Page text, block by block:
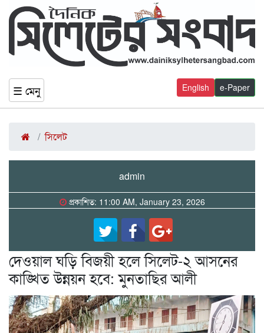
☰ মেনু e-Paper
English
সিলেট
admin
প্রকাশিত: 11:00 AM, January 23, 2026
দেওয়াল ঘড়ি বিজয়ী হলে সিলেট-২ আসনের
কাঙ্খিত উন্নয়ন হবে: মুনতাছির আলী